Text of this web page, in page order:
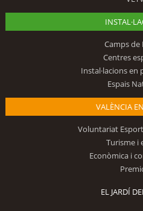
Camps
Centres
Instal·lacions en
Espais
VALÈNCIA
Voluntariat
Turisme i
Econòmica i
EL JARDÍ